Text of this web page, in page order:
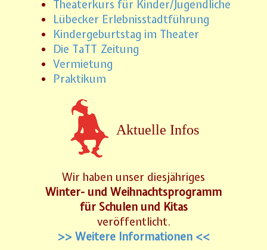
Theaterkurs für Kinder/Jugendliche
Lübecker Erlebnisstadtführung
Kindergeburtstag im Theater
Die TaTT Zeitung
Vermietung
Praktikum
Aktuelle Infos
Wir haben unser diesjähriges
Winter- und Weihnachtsprogramm
für Schulen und Kitas
veröffentlicht.
>> Weitere Informationen <<